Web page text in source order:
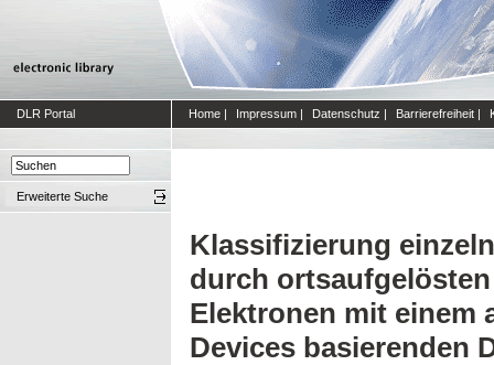
DLR Portal Home | Impressum | Datenschutz | Barrierefreiheit |
Erweiterte Suche
Klassifizierung
durch
Elektronen mit einem
Devices basierenden